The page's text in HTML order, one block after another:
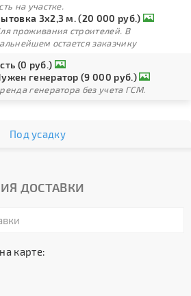
на участке.
3х2,3 м. (20 000 руб.)
проживания строителей. В
остается заказчику
(0 руб.)
генератор (9 000 руб.)
генератора без учета ГСМ.
Под усадку
ДОСТАВКИ
карте: